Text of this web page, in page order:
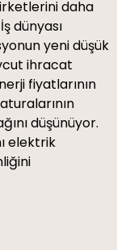
daha
dünyası
yeni düşük
ihracat
fiyatlarının
düşünüyor.
elektrik